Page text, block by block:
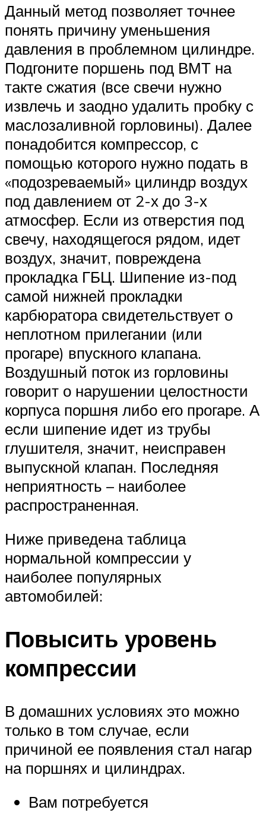
Данный метод позволяет точнее
понять причину уменьшения
давления в проблемном цилиндре.
Подгоните поршень под ВМТ на
такте сжатия (все свечи нужно
извлечь и заодно удалить пробку с
маслозаливной горловины). Далее
понадобится компрессор, с
помощью которого нужно подать в
«подозреваемый» цилиндр воздух
под давлением от 2-х до 3-х
атмосфер. Если из отверстия под
свечу, находящегося рядом, идет
воздух, значит, повреждена
прокладка ГБЦ. Шипение из-под
самой нижней прокладки
карбюратора свидетельствует о
неплотном прилегании (или
прогаре) впускного клапана.
Воздушный поток из горловины
говорит о нарушении целостности
корпуса поршня либо его прогаре. А
если шипение идет из трубы
глушителя, значит, неисправен
выпускной клапан. Последняя
неприятность – наиболее
распространенная.
Ниже приведена таблица
нормальной компрессии у
наиболее популярных
автомобилей:
Повысить уровень
компрессии
В домашних условиях это можно
только в том случае, если
причиной ее появления стал нагар
на поршнях и цилиндрах.
Вам потребуется